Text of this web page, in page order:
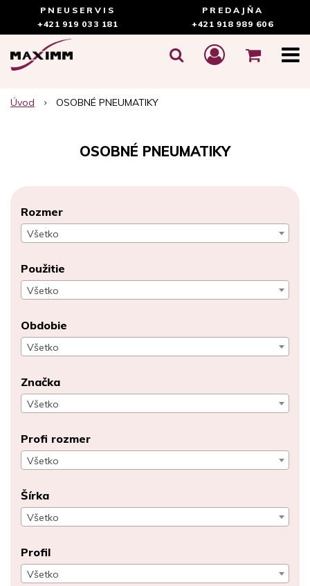
PNEUSERVIS
+421 919 033 181
PREDAJŇA
+421 918 989 606
Úvod OSOBNÉ PNEUMATIKY
OSOBNÉ PNEUMATIKY
Rozmer
Všetko
Použitie
Všetko
Obdobie
Všetko
Značka
Všetko
Profi rozmer
Všetko
Šírka
Všetko
Profil
Všetko